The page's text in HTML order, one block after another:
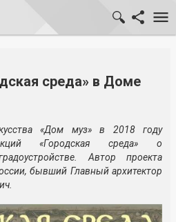
среда» в Доме
«Дом муз» в 2018 году
«Городская среда» о
Автор проекта
бывший Главный архитектор